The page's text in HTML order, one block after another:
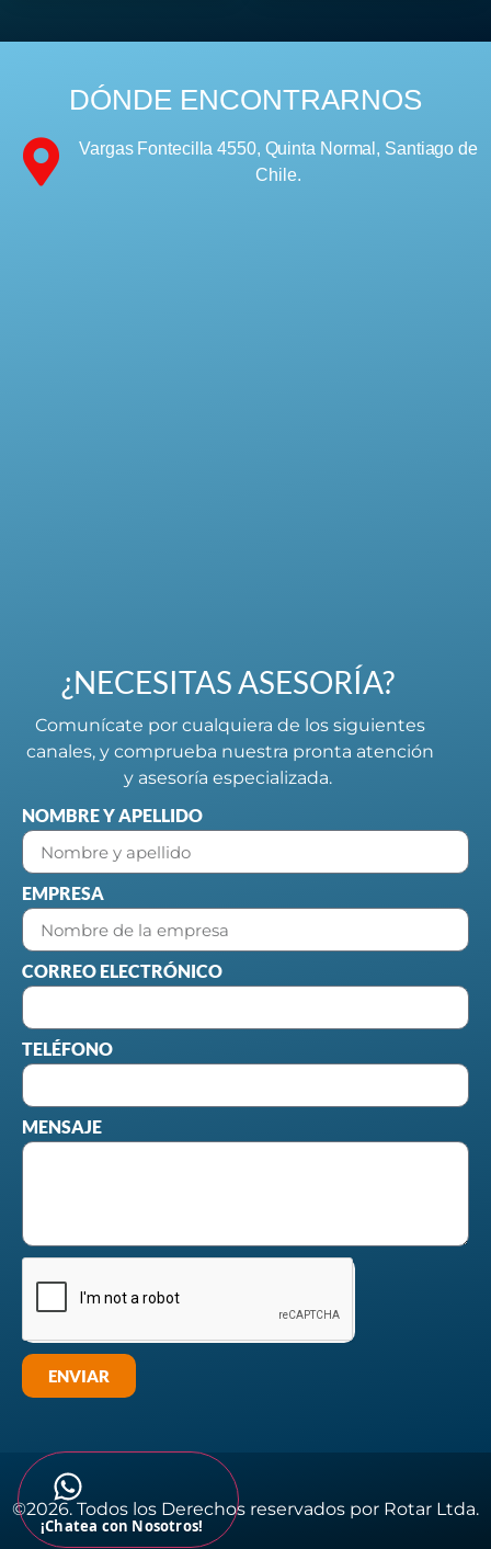
DÓNDE ENCONTRARNOS
Vargas Fontecilla 4550, Quinta Normal, Santiago de
Chile.
¿NECESITAS ASESORÍA?
Comunícate por cualquiera de los siguientes
canales, y comprueba nuestra pronta atención
y asesoría especializada.
NOMBRE Y APELLIDO
EMPRESA
CORREO ELECTRÓNICO
TELÉFONO
MENSAJE
ENVIAR
©2026. Todos los Derechos reservados por Rotar Ltda.​
¡Chatea con Nosotros!